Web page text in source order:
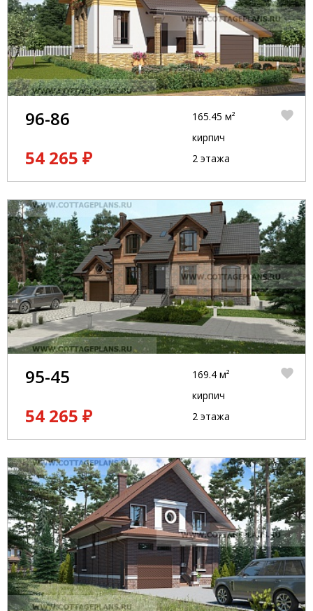
96-86
54 265 ₽
165.45 м²
кирпич
2 этажа
95-45
54 265 ₽
169.4 м²
кирпич
2 этажа